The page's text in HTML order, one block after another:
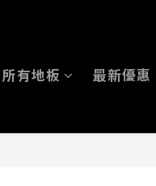
所有地板 最新優惠